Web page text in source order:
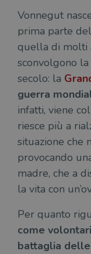
Vonnegut
prima parte
quella di molti
sconvolgono
secolo: la
guerra
infatti, viene
riesce più a
situazione che
provocando
madre, che a
la vita con
Per quanto
come
battaglia